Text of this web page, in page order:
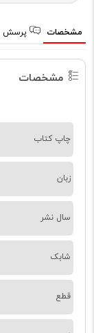
مشخصات پرسش
مشخصات
چاپ کتاب
زبان
سال نشر
شابک
قطع